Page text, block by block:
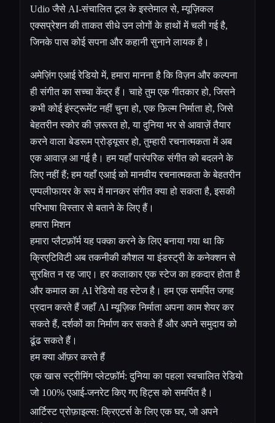
Udio जैसे AI-संचालित टूल के इस्तेमाल से, म्यूज़िकल
एक्सप्रेशन की ताकत सीधे उन लोगों के हाथों में चली गई है,
जिनके पास कोई सपना और कहानी सुनाने लायक है।
अमेज़िंग एआई रेडियो में, हमारा मानना है कि विज़न और कल्पना
ही संगीत का सच्चा केंद्र हैं। चाहे तुम एक गीतकार हो, जिसने
कभी कोई इंस्ट्रूमेंट नहीं चुना हो, एक फ़िल्म निर्माता हो, जिसे
बेहतरीन स्कोर की ज़रूरत हो, या दुनिया भर से आवाज़ें तैयार
करने वाला बेडरूम प्रोड्यूसर हो, तुम्हारी रचनात्मकता में अब
एक आवाज़ आ गई है। हम यहाँ पारंपरिक संगीत को बदलने के
लिए नहीं हैं; हम यहाँ एआई को मानवीय रचनात्मकता के बेहतरीन
एम्पलीफायर के रूप में मानकर संगीत क्या हो सकता है, इसकी
परिभाषा विस्तार से बताने के लिए हैं।
हमारा मिशन
हमारा प्लैटफ़ॉर्म यह पक्का करने के लिए बनाया गया था कि
क्रिएटिविटी अब तकनीकी कौशल या इंडस्ट्री के कनेक्शन से
सुरक्षित न रह जाए। हर कलाकार एक स्टेज का हकदार होता है
और कमाल का AI रेडियो वह स्टेज है। हम एक समर्पित जगह
प्रदान करते हैं जहाँ AI म्यूज़िक निर्माता अपना काम शेयर कर
सकते हैं, दर्शकों का निर्माण कर सकते हैं और अपने समुदाय को
ढूंढ सकते हैं।
हम क्या ऑफ़र करते हैं
एक खास स्ट्रीमिंग प्लेटफ़ॉर्म: दुनिया का पहला स्वचालित रेडियो
जो 100% एआई-जनरेट किए गए हिट्स को समर्पित है।
आर्टिस्ट प्रोफ़ाइल्स: क्रिएटर्स के लिए एक घर, जो अपने